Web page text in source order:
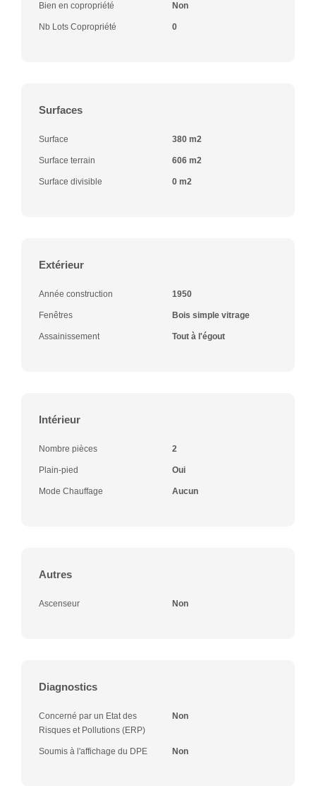
Bien en copropriété Non
Nb Lots Copropriété 0
Surfaces
Surface 380 m2
Surface terrain 606 m2
Surface divisible 0 m2
Extérieur
Année construction 1950
Fenêtres Bois simple vitrage
Assainissement Tout à l'égout
Intérieur
Nombre pièces 2
Plain-pied Oui
Mode Chauffage Aucun
Autres
Ascenseur Non
Diagnostics
Concerné par un Etat des
Risques et Pollutions (ERP)
Non
Soumis à l'affichage du DPE Non